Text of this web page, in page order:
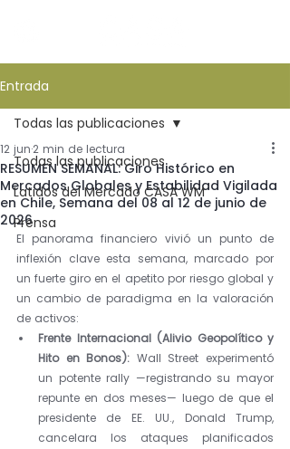
Entrada
Todas las publicaciones
Latidos del Mercado CASA WM
Prensa
Todas las publicaciones
RESUMEN SEMANAL: Giro Histórico en
Mercados Globales y Estabilidad Vigilada
en Chile, Semana del 08 al 12 de junio de
2026
12 jun 2 min de lectura
El panorama financiero vivió un punto de
inflexión clave esta semana, marcado por
un fuerte giro en el apetito por riesgo global y
un cambio de paradigma en la valoración
de activos:
Frente Internacional (Alivio Geopolítico y
Hito en Bonos): Wall Street experimentó
un potente rally —registrando su mayor
repunte en dos meses— luego de que el
presidente de EE. UU., Donald Trump,
cancelara los ataques planificados